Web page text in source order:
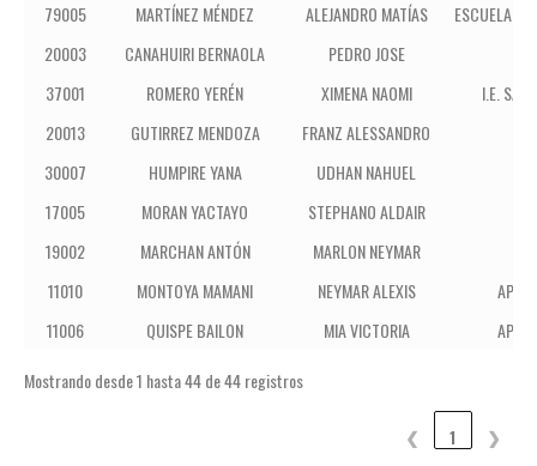
79005
MARTÍNEZ MÉNDEZ ALEJANDRO MATÍAS
ESCUELA
20003
CANAHUIRI BERNAOLA PEDRO JOSE
37001
ROMERO YERÉN XIMENA NAOMI
I.E.
20013
GUTIRREZ MENDOZA FRANZ ALESSANDRO
30007
HUMPIRE YANA
UDHAN NAHUEL
17005
MORAN YACTAYO STEPHANO ALDAIR
19002
MARCHAN ANTÓN
MARLON NEYMAR
11010
MONTOYA MAMANI NEYMAR ALEXIS
11006
QUISPE BAILON MIA VICTORIA
Mostrando desde 1 hasta 44 de 44 registros
❮ 1 ❯